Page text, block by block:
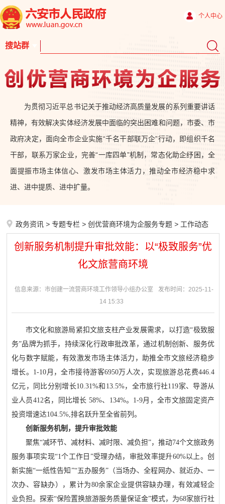
个人中心
为贯彻习近平总书记关于推动经济高质量发展的系列重要讲话
精神，有效解决实体经济发展中面临的突出困难和问题，市委、市
政府决定，面向全市企业实施“千名干部联万企”行动，即组织千名
干部，联系万家企业，完善“一库四单”机制，常态化助企纾困，全
面提振市场主体信心、激发市场主体活力，推动全市经济稳中求
进、进中提质、进中扩量。
政务资讯 > 专题专栏 > 创优营商环境为企服务专题 > 工作动态
创新服务机制提升审批效能：以“极致服务”优
化文旅营商环境
信息来源：市创建一流营商环境工作领导小组办公室
发布时间：2025-11-
14 15:33
市文化和旅游局紧扣文旅支柱产业发展需求，以打造“极致服
务”品牌为抓手，持续深化行政审批改革，通过机制创新、服务优
化与数字赋能，有效激发市场主体活力，助推全市文旅经济稳步
增长。1-10月，全市接待游客6950万人次，实现旅游总花费446.4
亿元，同比分别增长10.31%和13.5%，全市旅行社119家、导游从
业人员412名，同比增长 58%、134%。1-9月，全市文旅固定资产
投资增速达104.5%,排名跃升至全省前列。
创新服务机制，提升审批效能
聚焦“减环节、减材料、减时限、减负担”，推动74个文旅政务
服务事项实现“1个工作日”受理办结，审批效率提升60%以上。创
新实施“一纸性告知”“五办服务”（当场办、全程网办、就近办、一
次办、容缺办），累计为80余家企业提供容缺办理，有效减轻企
业负担。探索“保险置换旅游服务质量保证金”模式，为68家旅行社